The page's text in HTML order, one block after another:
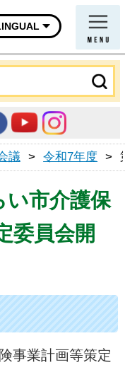
議 > 令和7年度 >
い市介護保
委員会開
事業計画等策定